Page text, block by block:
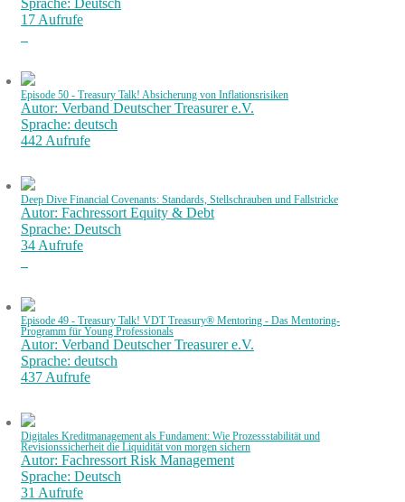
Sprache: Deutsch
17 Aufrufe
Episode 50 - Treasury Talk! Absicherung von Inflationsrisiken
Autor: Verband Deutscher Treasurer e.V.
Sprache: deutsch
442 Aufrufe
Deep Dive Financial Covenants: Standards, Stellschrauben und Fallstricke
Autor: Fachressort Equity & Debt
Sprache: Deutsch
34 Aufrufe
Episode 49 - Treasury Talk! VDT Treasury® Mentoring - Das Mentoring-
Programm für Young Professionals
Autor: Verband Deutscher Treasurer e.V.
Sprache: deutsch
437 Aufrufe
Digitales Kreditmanagement als Fundament: Wie Prozessstabilität und
Revisionssicherheit die Liquidität von morgen sichern
Autor: Fachressort Risk Management
Sprache: Deutsch
31 Aufrufe